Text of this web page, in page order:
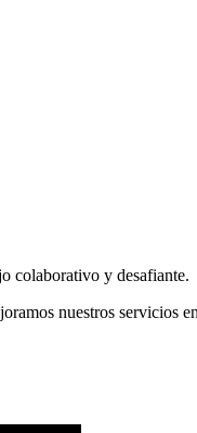
colaborativo y desafiante.
nuestros servicios